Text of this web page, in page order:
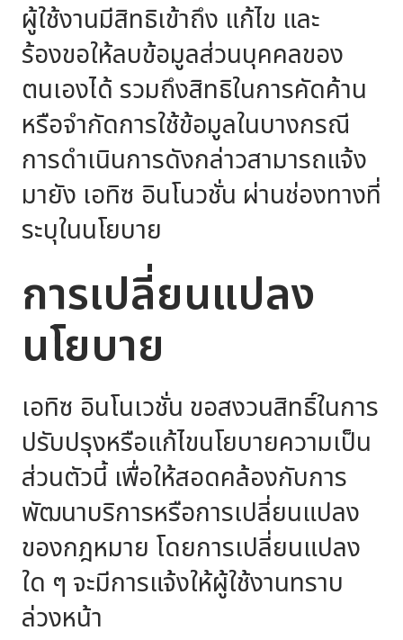
ผู้ใช้งานมีสิทธิเข้าถึง แก้ไข และ
ร้องขอให้ลบข้อมูลส่วนบุคคลของ
ตนเองได้ รวมถึงสิทธิในการคัดค้าน
หรือจำกัดการใช้ข้อมูลในบางกรณี
การดำเนินการดังกล่าวสามารถแจ้ง
มายัง เอทิซ อินโนวชั่น ผ่านช่องทางที่
ระบุในนโยบาย
การเปลี่ยนแปลง
นโยบาย
เอทิซ อินโนเวชั่น ขอสงวนสิทธิ์ในการ
ปรับปรุงหรือแก้ไขนโยบายความเป็น
ส่วนตัวนี้ เพื่อให้สอดคล้องกับการ
พัฒนาบริการหรือการเปลี่ยนแปลง
ของกฎหมาย โดยการเปลี่ยนแปลง
ใด ๆ จะมีการแจ้งให้ผู้ใช้งานทราบ
ล่วงหน้า